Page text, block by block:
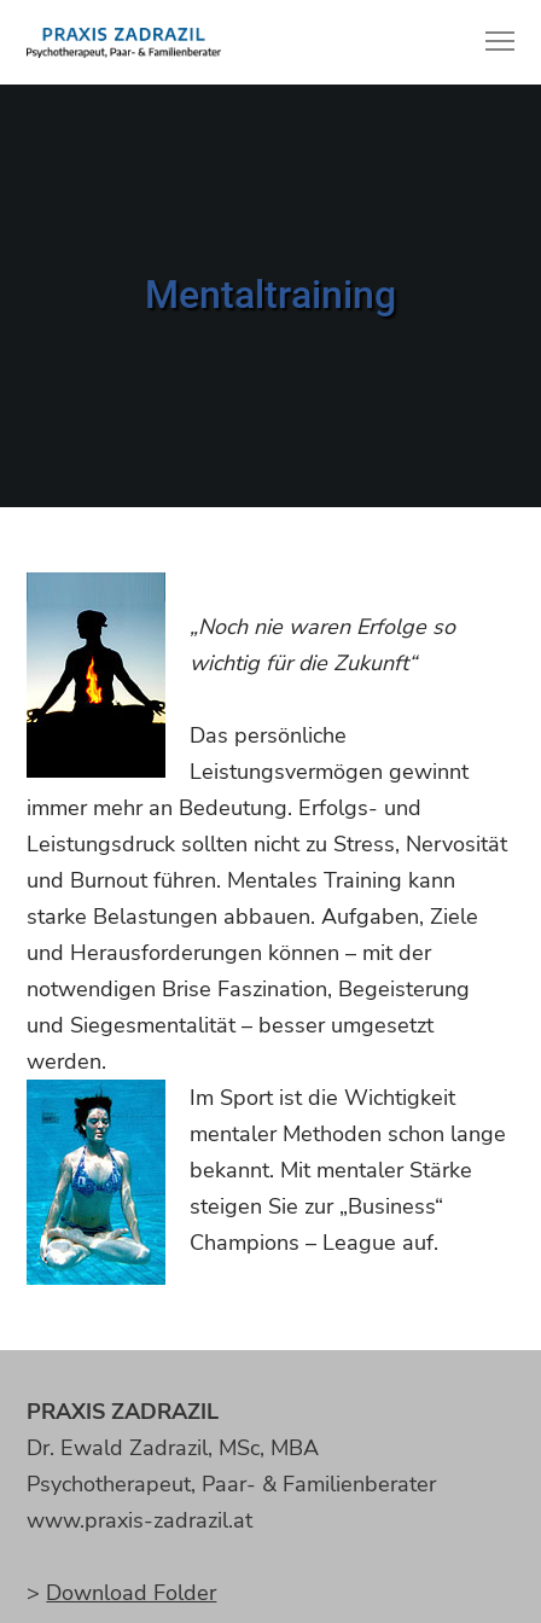
Mentaltraining
„Noch nie waren Erfolge so
wichtig für die Zukunft“
Das persönliche
Leistungsvermögen gewinnt
immer mehr an Bedeutung. Erfolgs- und
Leistungsdruck sollten nicht zu Stress, Nervosität
und Burnout führen. Mentales Training kann
starke Belastungen abbauen. Aufgaben, Ziele
und Herausforderungen können – mit der
notwendigen Brise Faszination, Begeisterung
und Siegesmentalität – besser umgesetzt
werden.
Im Sport ist die Wichtigkeit
mentaler Methoden schon lange
bekannt. Mit mentaler Stärke
steigen Sie zur „Business“
Champions – League auf.
PRAXIS ZADRAZIL
Dr. Ewald Zadrazil, MSc, MBA
Psychotherapeut, Paar- & Familienberater
www.praxis-zadrazil.at
> Download Folder